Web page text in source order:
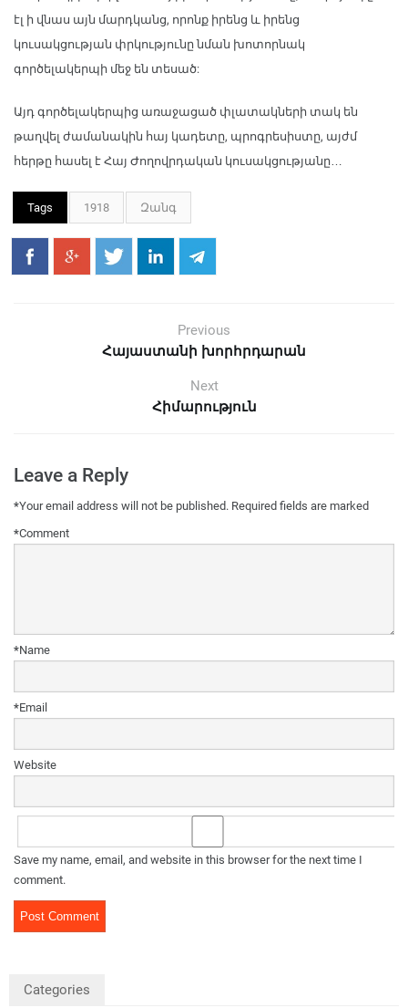
էլ ի վնաս այն մարդկանց, որոնք իրենց և իրենց
կուսակցության փրկությունը նման խոտորնակ
գործելակերպի մեջ են տեսած:
Այդ գործելակերպից առաջացած փլատակների տակ են
թաղվել ժամանակին հայ կադետը, պրոգրեսիստը, այժմ
հերթը հասել է Հայ Ժողովրդական կուսակցությանը…
Tags 1918 Զանգ
Previous
Հայաստանի խորհրդարան
Next
Հիմարություն
Leave a Reply
Your email address will not be published. Required fields are marked
*
Comment
*
Name
*
Email
*
Website
Save my name, email, and website in this browser for the next time I
comment.
Categories